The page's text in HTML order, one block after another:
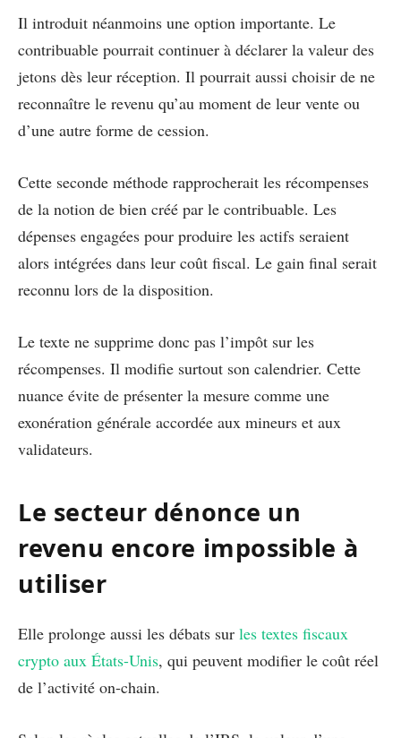
Il introduit néanmoins une option importante. Le
contribuable pourrait continuer à déclarer la valeur des
jetons dès leur réception. Il pourrait aussi choisir de ne
reconnaître le revenu qu’au moment de leur vente ou
d’une autre forme de cession.
Cette seconde méthode rapprocherait les récompenses
de la notion de bien créé par le contribuable. Les
dépenses engagées pour produire les actifs seraient
alors intégrées dans leur coût fiscal. Le gain final serait
reconnu lors de la disposition.
Le texte ne supprime donc pas l’impôt sur les
récompenses. Il modifie surtout son calendrier. Cette
nuance évite de présenter la mesure comme une
exonération générale accordée aux mineurs et aux
validateurs.
Le secteur dénonce un
revenu encore impossible à
utiliser
Elle prolonge aussi les débats sur les textes fiscaux
crypto aux États-Unis, qui peuvent modifier le coût réel
de l’activité on-chain.